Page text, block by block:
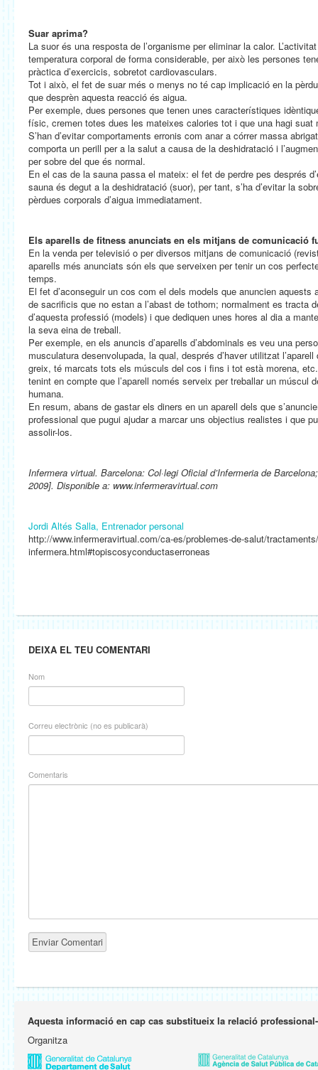
Suar aprima?
La suor és una resposta de l’organisme per eliminar la calor.
temperatura corporal de forma considerable, per això les persones
pràctica d’exercicis, sobretot cardiovasculars.
Tot i això, el fet de suar més o menys no té cap implicació en la
que desprèn aquesta reacció és aigua.
Per exemple, dues persones que tenen unes característiques
físic, cremen totes dues les mateixes calories tot i que una hagi suat
S’han d’evitar comportaments erronis com anar a córrer massa
comporta un perill per a la salut a causa de la deshidratació i
per sobre del que és normal.
En el cas de la sauna passa el mateix: el fet de perdre pes després
sauna és degut a la deshidratació (suor), per tant, s’ha d’evitar la
pèrdues corporals d’aigua immediatament.
Els aparells de fitness anunciats en els mitjans de comunicació
En la venda per televisió o per diversos mitjans de comunicació
aparells més anunciats són els que serveixen per tenir un cos
temps.
El fet d’aconseguir un cos com el dels models que anuncien aquests
de sacrificis que no estan a l’abast de tothom; normalment es tracta
d’aquesta professió (models) i que dediquen unes hores al dia a
la seva eina de treball.
Per exemple, en els anuncis d’aparells d’abdominals es veu una
musculatura desenvolupada, la qual, després d’haver utilitzat
greix, té marcats tots els músculs del cos i fins i tot està morena,
tenint en compte que l’aparell només serveix per treballar un múscul
humana.
En resum, abans de gastar els diners en un aparell dels que
professional que pugui ajudar a marcar uns objectius realistes i que
assolir-los.
Infermera virtual. Barcelona: Col·legi Oficial d’Infermeria de
2009]. Disponible a: www.infermeravirtual.com
Jordi Altés Salla, Entrenador personal
http://www.infermeravirtual.com/ca-es/problemes-de-salut/
infermera.html#topiscosyconductaserroneas
DEIXA EL TEU COMENTARI
Nom
Correu electrònic (no es publicarà)
Comentaris
Aquesta informació en cap cas substitueix la relació
Organitza